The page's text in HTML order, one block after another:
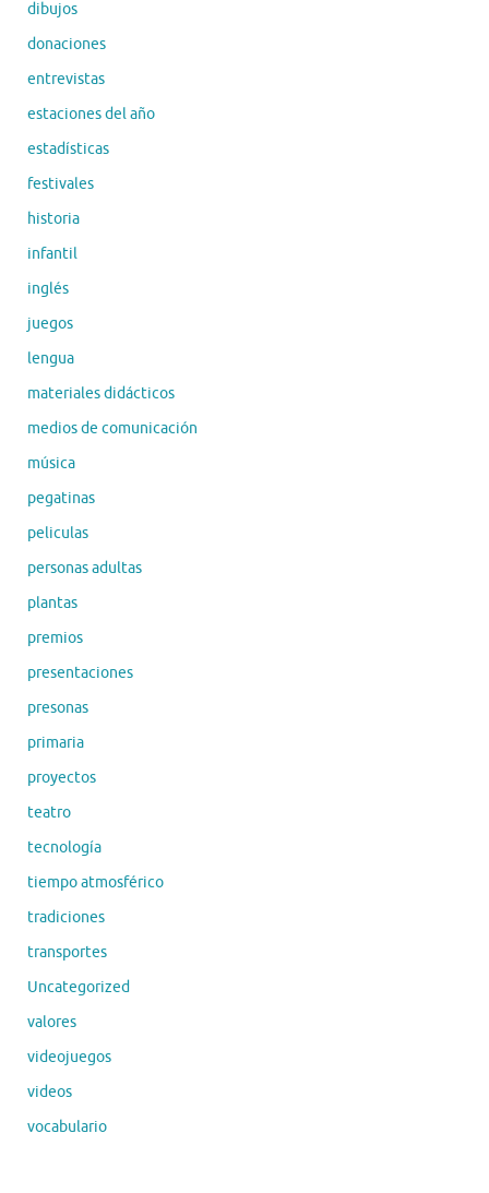
dibujos
donaciones
entrevistas
estaciones del año
estadísticas
festivales
historia
infantil
inglés
juegos
lengua
materiales didácticos
medios de comunicación
música
pegatinas
peliculas
personas adultas
plantas
premios
presentaciones
presonas
primaria
proyectos
teatro
tecnología
tiempo atmosférico
tradiciones
transportes
Uncategorized
valores
videojuegos
videos
vocabulario